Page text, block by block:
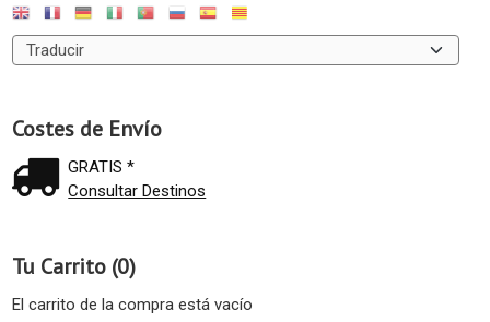
Costes de Envío
GRATIS *
Consultar Destinos
Tu Carrito (0)
El carrito de la compra está vacío